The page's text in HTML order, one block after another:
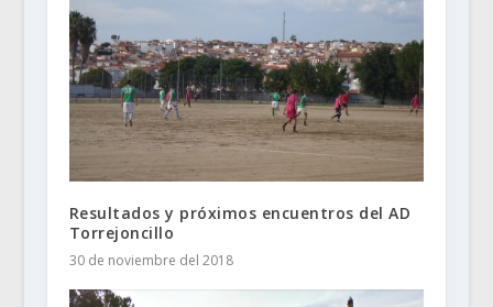
Resultados y próximos encuentros del AD
Torrejoncillo
30 de noviembre del 2018